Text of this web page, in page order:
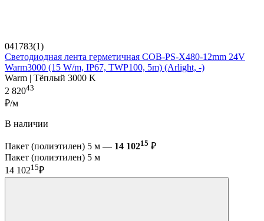
041783(1)
Светодиодная лента герметичная COB-PS-X480-12mm 24V
Warm3000 (15 W/m, IP67, TWP100, 5m) (Arlight, -)
Warm | Тёплый 3000 K
2 82043
₽/м
В наличии
Пакет (полиэтилен) 5 м — 14 10215 ₽
Пакет (полиэтилен) 5 м
14 10215₽